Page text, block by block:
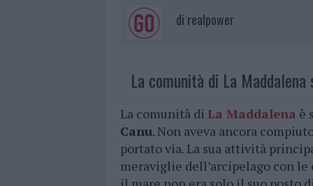
di realpower
La comunità di La
La comunità di La Maddalena è
Canu. Non aveva ancora
portato via. La sua attività
meraviglie dell’arcipelago con